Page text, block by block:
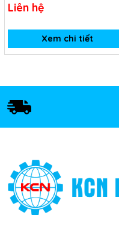
Liên hệ
Xem chi tiết